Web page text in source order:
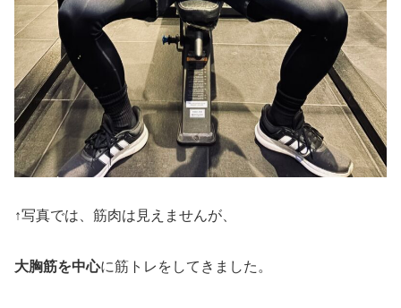
↑写真では、筋肉は見えませんが、
大胸筋を中心に筋トレをしてきました。